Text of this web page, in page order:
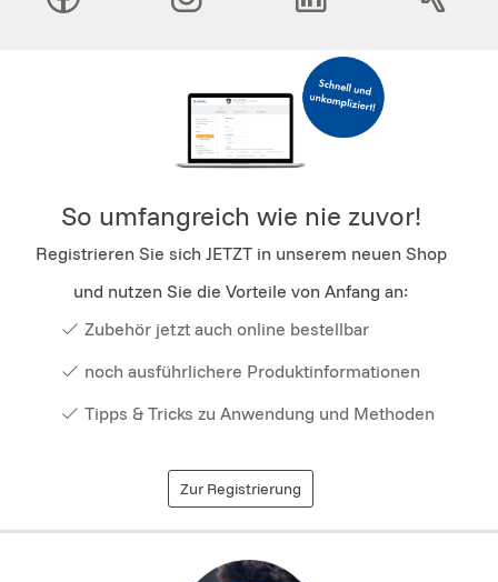
So umfangreich wie nie zuvor!
Registrieren Sie sich JETZT in unserem neuen Shop
und nutzen Sie die Vorteile von Anfang an:
Zubehör jetzt auch online bestellbar
noch ausführlichere Produktinformationen
Tipps & Tricks zu Anwendung und Methoden
Zur Registrierung